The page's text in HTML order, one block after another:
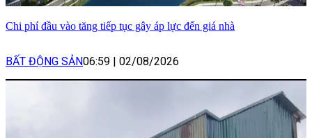
Chi phí đầu vào tăng tiếp tục gây áp lực đến giá nhà
BẤT ĐỘNG SẢN06:59 | 02/08/2026